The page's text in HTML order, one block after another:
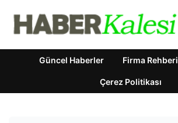
Güncel Haberler Firma Rehberi
Çerez Politikası